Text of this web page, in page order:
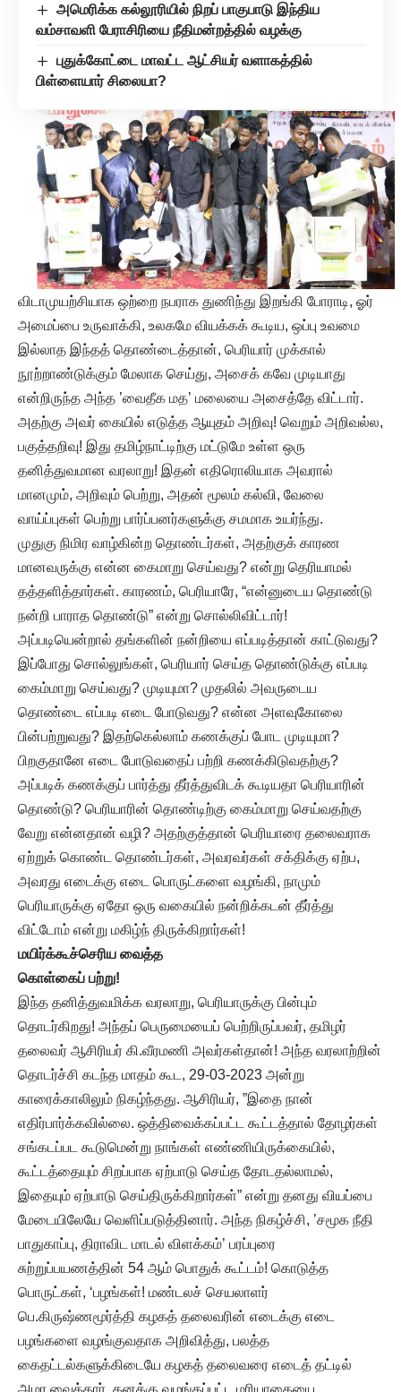
அமெரிக்க கல்லூரியில் நிறப் பாகுபாடு இந்திய
வம்சாவளி பேராசிரியை நீதிமன்றத்தில் வழக்கு
புதுக்கோட்டை மாவட்ட ஆட்சியர் வளாகத்தில்
பிள்ளையார் சிலையா?
விடாமுயற்சியாக ஒற்றை நபராக துணிந்து இறங்கி போராடி, ஓர்
அமைப்பை உருவாக்கி, உலகமே வியக்கக் கூடிய, ஒப்பு உவமை
இல்லாத இந்தத் தொண்டைத்தான், பெரியார் முக்கால்
நூற்றாண்டுக்கும் மேலாக செய்து, அசைக் கவே முடியாது
என்றிருந்த அந்த ’வைதீக மத’ மலையை அசைத்தே விட்டார்.
அதற்கு அவர் கையில் எடுத்த ஆயுதம் அறிவு! வெறும் அறிவல்ல,
பகுத்தறிவு! இது தமிழ்நாட்டிற்கு மட்டுமே உள்ள ஒரு
தனித்துவமான வரலாறு! இதன் எதிரொலியாக அவரால்
மானமும், அறிவும் பெற்று, அதன் மூலம் கல்வி, வேலை
வாய்ப்புகள் பெற்று பார்ப்பனர்களுக்கு சமமாக உயர்ந்து.
முதுகு நிமிர வாழ்கின்ற தொண்டர்கள், அதற்குக் காரண
மானவருக்கு என்ன கைமாறு செய்வது? என்று தெரியாமல்
தத்தளித்தார்கள். காரணம், பெரியாரே, “என்னுடைய தொண்டு
நன்றி பாராத தொண்டு” என்று சொல்லிவிட்டார்!
அப்படியென்றால் தங்களின் நன்றியை எப்படித்தான் காட்டுவது?
இப்போது சொல்லுங்கள், பெரியார் செய்த தொண்டுக்கு எப்படி
கைம்மாறு செய்வது? முடியுமா? முதலில் அவருடைய
தொண்டை எப்படி எடை போடுவது? என்ன அளவுகோலை
பின்பற்றுவது? இதற்கெல்லாம் கணக்குப் போட முடியுமா?
பிறகுதானே எடை போடுவதைப் பற்றி கணக்கிடுவதற்கு?
அப்படிக் கணக்குப் பார்த்து தீர்த்துவிடக் கூடியதா பெரியாரின்
தொண்டு? பெரியாரின் தொண்டிற்கு கைம்மாறு செய்வதற்கு
வேறு என்னதான் வழி? அதற்குத்தான் பெரியாரை தலைவராக
ஏற்றுக் கொண்ட தொண்டர்கள், அவரவர்கள் சக்திக்கு ஏற்ப,
அவரது எடைக்கு எடை பொருட்களை வழங்கி, நாமும்
பெரியாருக்கு ஏதோ ஒரு வகையில் நன்றிக்கடன் தீர்த்து
விட்டோம் என்று மகிழ்ந் திருக்கிறார்கள்!
மயிர்க்கூச்செரிய வைத்த
கொள்கைப் பற்று!
இந்த தனித்துவமிக்க வரலாறு, பெரியாருக்கு பின்பும்
தொடர்கிறது! அந்தப் பெருமையைப் பெற்றிருப்பவர், தமிழர்
தலைவர் ஆசிரியர் கி.வீரமணி அவர்கள்தான்! அந்த வரலாற்றின்
தொடர்ச்சி கடந்த மாதம் கூட, 29-03-2023 அன்று
காரைக்காலிலும் நிகழ்ந்தது. ஆசிரியர், ”இதை நான்
எதிர்பார்க்கவில்லை. ஒத்திவைக்கப்பட்ட கூட்டத்தால் தோழர்கள்
சங்கடப்பட கூடுமென்று நாங்கள் எண்ணியிருக்கையில்,
கூட்டத்தையும் சிறப்பாக ஏற்பாடு செய்த தோடதல்லாமல்,
இதையும் ஏற்பாடு செய்திருக்கிறார்கள்” என்று தனது வியப்பை
மேடையிலேயே வெளிப்படுத்தினார். அந்த நிகழ்ச்சி, ’சமூக நீதி
பாதுகாப்பு, திராவிட மாடல் விளக்கம்’ பரப்புரை
சுற்றுப்பயணத்தின் 54 ஆம் பொதுக் கூட்டம்! கொடுத்த
பொருட்கள், ‘பழங்கள்! மண்டலச் செயலாளர்
பெ.கிருஷ்ணமூர்த்தி கழகத் தலைவரின் எடைக்கு எடை
பழங்களை வழங்குவதாக அறிவித்து, பலத்த
கைதட்டல்களுக்கிடையே கழகத் தலைவரை எடைத் தட்டில்
அமர வைத்தார். தனக்கு வழங்கப்பட்ட மரியாதையை